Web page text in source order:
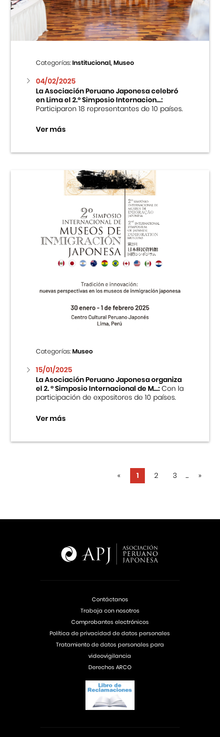
Categorías:Institucional, Museo
04/02/2025
La Asociación Peruano Japonesa celebró
en Lima el 2.º Simposio Internacion...:
Participaron 18 representantes de 10 países.
Ver más
Categorías:Museo
15/01/2025
La Asociación Peruano Japonesa organiza
el 2. ° Simposio Internacional de M...:Con la
participación de expositores de 10 países.
Ver más
« 1 2 3 ... »
Contáctanos
Trabaja con nosotros
Comprobantes electrónicos
Política de privacidad de datos personales
Tratamiento de datos personales para
videovigilancia
Derechos ARCO